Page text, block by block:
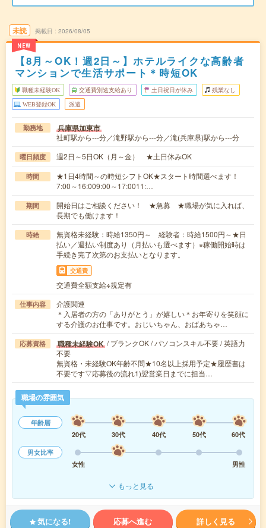
未読
NEW
掲載日 2026/08/05
【8月～OK！週2日～】ホテルライクな高齢者
マンションで生活サポート＊時短OK
職種未経験OK 交通費別途支給あり 土日祝日が休み 残業なし
WEB登録OK 派遣
勤務地 兵庫県加東市
社町駅から---分／滝野駅から---分／滝(兵庫県)駅から---分
曜日頻度 週2日～5日OK（月～金） ★土日休みOK
時間
★1日4時間～の時短シフトOK★スタート時間選べます！
7:00～16:009:00～17:0011:…
期間
開始日はご相談ください！ ★急募 ★職場が気に入れば、
長期でも働けます！
時給
無資格未経験：時給1350円～ 経験者：時給1500円～★日
払い／週払い制度あり（月払いも選べます）※稼働開始時は
手続き完了次第のお支払いとなります。
交通費
交通費全額支給※規定有
仕事内容
介護関連
＊入居者の方の「ありがとう」が嬉しい＊お年寄りを笑顔に
する介護のお仕事です。おじいちゃん、おばあちゃ…
応募資格 職種未経験OK / ブランクOK / パソコンスキル不要 / 英語力
不要
無資格・未経験OK年齢不問★10名以上採用予定★履歴書は
不要です▽応募後の流れ1)翌営業日までに担当…
職場の雰囲気
年齢層
20代
30代 40代 50代
60代
男女比率
女性
男性
もっと見る
気になる! 応募へ進む 詳しく見る